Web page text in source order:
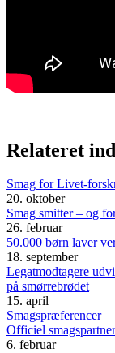
Relateret
Smag for Livet-
20. oktober
Smag smitter – og
26. februar
50.000 børn laver
18. september
Legatmodtagere
på smørrebrødet
15. april
Smagspræferencer
Officiel
6. februar